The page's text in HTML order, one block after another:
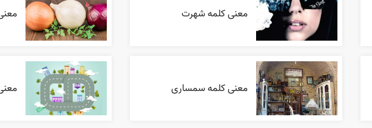
معنی کلمه شهرت
معنی کلمه سمساری